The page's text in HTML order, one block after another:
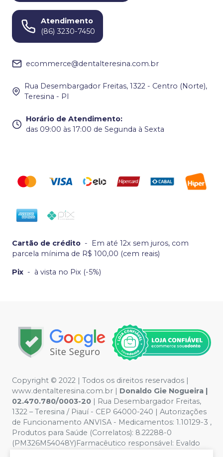
Atendimento
(86) 3230-7450
ecommerce@dentalteresina.com.br
Rua Desembargador Freitas, 1322 - Centro (Norte),
Teresina - PI
Horário de Atendimento:
das 09:00 às 17:00 de Segunda à Sexta
Cartão de crédito - Em até 12x sem juros, com
parcela mínima de R$ 100,00 (cem reais)
Pix - à vista no Pix (-5%)
Copyright © 2022 | Todos os direitos reservados |
www.dentalteresina.com.br | Donaldo Gie Nogueira |
02.470.780/0003-20 | Rua Desembargador Freitas,
1322 – Teresina / Piauí - CEP 64000-240 | Autorizações
de Funcionamento ANVISA - Medicamentos: 1.10129-3 ,
Produtos para Saúde (Correlatos): 8.22288-0
(PM326M54048Y)Farmacêutico responsável: Evaldo